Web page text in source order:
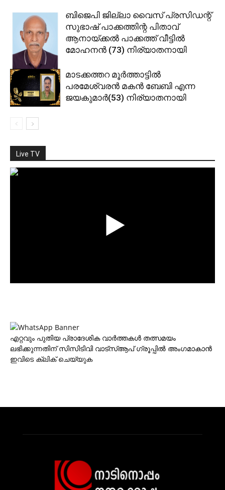
ബിജെപി ജില്ലാ വൈസ് പ്രസിഡന്റ്
സുഭാഷ് പാക്കത്തിന്റ പിതാവ്
ആനായ്ക്കല്‍ പാക്കത്ത് വീട്ടില്‍
മോഹനന്‍ (73) നിര്യാതനായി
മാടക്കത്തറ മൂര്‍ത്താട്ടില്‍
പരമേശ്വരന്‍ മകന്‍ ബേബി എന്ന
ജയകുമാര്‍(53) നിര്യാതനായി
Live TV
എറ്റവും പുതിയ പ്രാദേശിക വാര്‍ത്തകള്‍ തത്സമയം
ലഭിക്കുന്നതിന് സിസിടിവി വാട്‌സ്ആപ് ഗ്രൂപ്പില്‍ അംഗമാകാന്‍
ഇവിടെ ക്ലിക് ചെയ്യുക